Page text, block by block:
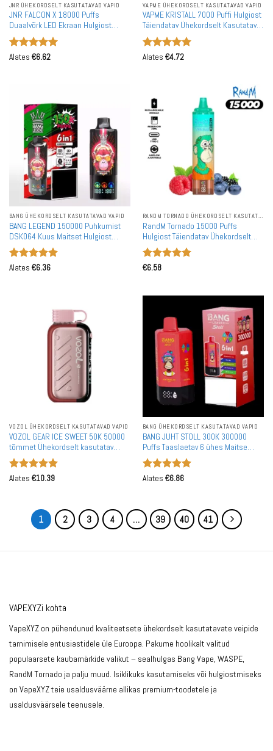
JNR ÜHEKORDSELT KASUTATAVAD VAPID
JNR FALCON X 18000 Puffs
Duaalvõrk LED Ekraan Hulgiost
Rechargeable Ühekordselt
Kasutatavad Vapes Hulgimüük
Hinnanguga
Alates €6.62
VAPME ÜHEKORDSELT KASUTATAVAD VAPID
VAPME KRISTALL 7000 Puffi Hulgiost
Täiendatav Ühekordselt Kasutatav
Vape Hulgimüük
Hinnanguga
Alates €4.72
BANG ÜHEKORDSELT KASUTATAVAD VAPID
BANG LEGEND 150000 Puhkumist
DSK064 Kuus Maitset Hulgiost
Rechargeable Ühekordselt
Kasutatav Vape
Hinnanguga
Alates €6.36
RANDM TORNADO ÜHEKORDSELT KASUTATAVAD VAPID
RandM Tornado 15000 Puffs
Hulgiost Täiendatav Ühekordselt
Kasutatav Vape Hulgimüük
Hinnanguga
€6.58
VOZOL ÜHEKORDSELT KASUTATAVAD VAPID
VOZOL GEAR ICE SWEET 50K 50000
tõmmet Ühekordselt kasutatav
Vape Hulgimüük Suur Ost Euroopa
Ladu
Hinnanguga
Alates €10.39
BANG ÜHEKORDSELT KASUTATAVAD VAPID
BANG JUHT STOLL 300K 300000
Puffs Taaslaetav 6 ühes Maitse
Ühekordselt kasutatav Vape
Hulgimüük Suur Ost Duaalvõrk
Hinnanguga
Alates €6.86
1 2 3 4 … 39 40 41
VAPEXYZi kohta
VapeXYZ on pühendunud kvaliteetsete ühekordselt kasutatavate veipide
tarnimisele entusiastidele üle Euroopa. Pakume hoolikalt valitud
populaarsete kaubamärkide valikut – sealhulgas Bang Vape, WASPE,
RandM Tornado ja palju muud. Isiklikuks kasutamiseks või hulgiostmiseks
on VapeXYZ teie usaldusväärne allikas premium-toodetele ja
usaldusväärsele teenusele.